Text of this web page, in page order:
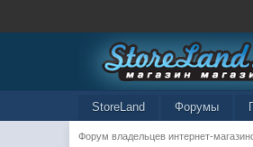
StoreLand Форумы
Форум владельцев интернет-